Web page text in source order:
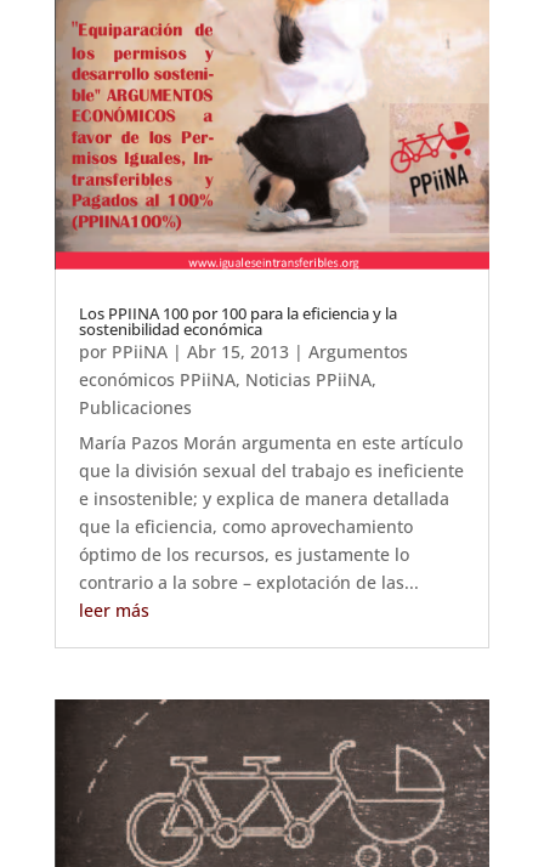
Los PPIINA 100 por 100 para la eficiencia y la
sostenibilidad económica
por PPiiNA| Abr 15, 2013| Argumentos
económicos PPiiNA, Noticias PPiiNA,
Publicaciones
María Pazos Morán argumenta en este artículo
que la división sexual del trabajo es ineficiente
e insostenible; y explica de manera detallada
que la eficiencia, como aprovechamiento
óptimo de los recursos, es justamente lo
contrario a la sobre – explotación de las...
leer más